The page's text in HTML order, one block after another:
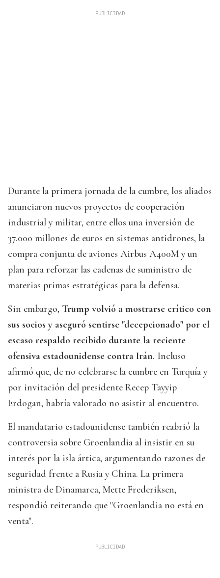
Durante la primera jornada de la cumbre, los aliados
anunciaron nuevos proyectos de cooperación
industrial y militar, entre ellos una inversión de
37.000 millones de euros en sistemas antidrones, la
compra conjunta de aviones Airbus A400M y un
plan para reforzar las cadenas de suministro de
materias primas estratégicas para la defensa.
Sin embargo, Trump volvió a mostrarse crítico con
sus socios y aseguró sentirse "decepcionado" por el
escaso respaldo recibido durante la reciente
ofensiva estadounidense contra Irán. Incluso
afirmó que, de no celebrarse la cumbre en Turquía y
por invitación del presidente Recep Tayyip
Erdogan, habría valorado no asistir al encuentro.
El mandatario estadounidense también reabrió la
controversia sobre Groenlandia al insistir en su
interés por la isla ártica, argumentando razones de
seguridad frente a Rusia y China. La primera
ministra de Dinamarca, Mette Frederiksen,
respondió reiterando que "Groenlandia no está en
venta".